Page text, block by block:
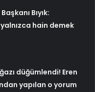
Bıyık:
yalnızca hain demek
düğümlendi! Eren
yapılan o yorum